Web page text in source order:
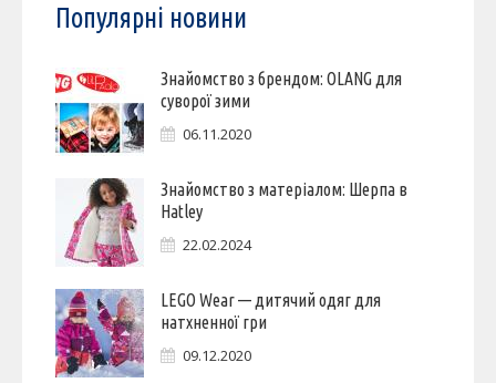
Популярні новини
Знайомство з брендом: OLANG для
суворої зими
06.11.2020
Знайомство з матеріалом: Шерпа в
Hatley
22.02.2024
LEGO Wear — дитячий одяг для
натхненної гри
09.12.2020